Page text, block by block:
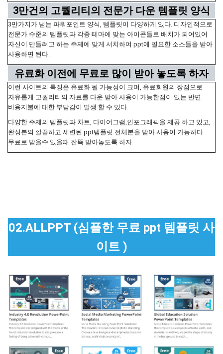
3만건의 고퀄리티의 전문가 다운 템플릿 양식
3만가지가 넘는 파워포인트 양식, 템플릿이 다양하게 있다. 디자인적으로
전문가 수준의 템플릿과 각종 테마에 맞는 아이콘들로 배치가 되어있어
자신이 만들려고 하는 주제에 맞게 서치하여 ppt에 필요한 소스들을 받아
사용하면 된다.
유료화 이전에 무료로 많이 받아 놓도록 하자
이런 사이트의 특징은 유료화 될 가능성이 크며, 유료회원의 장점으로
자유롭게 고퀄리티의 자료를 다운 받아 사용이 가능한점이 있는 반면
비용지불에 대한 부담감이 발생 할 수 있다.
다양한 주제의 템플릿과 차트, 다이어그램,인포그래픽을 제공 하고 있고,
완성본의 깔끔하고 세련된 ppt템플릿 전체본을 받아 사용이 가능하다.
무료로 받을수 있을때 잔뜩 받아놓도록 하자.
02.ALLPPT (심플한 무료 ppt 템플릿 사
이트 )